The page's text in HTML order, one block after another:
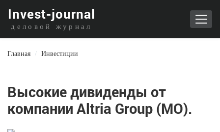
Invest-journal
деловой журнал
Главная / Инвестиции
Высокие дивиденды от
компании Altria Group (MO).